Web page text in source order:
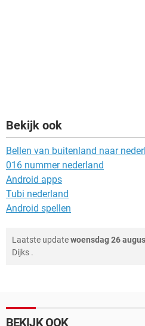
Bekijk ook
Bellen van buitenland naar
016 nummer nederland
Android apps
Tubi nederland
Android spellen
Laatste updatewoensdag 26
Dijks .
BEKIJK OOK